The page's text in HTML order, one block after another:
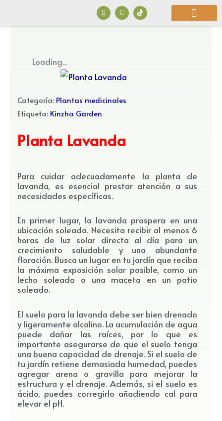
F
a
c
e
I
n
s
t
Loading...
Categoría: Plantas medicinales
Etiqueta: Kinzha Garden
Planta Lavanda
Para cuidar adecuadamente la planta de
lavanda, es esencial prestar atención a sus
necesidades específicas.
En primer lugar, la lavanda prospera en una
ubicación soleada. Necesita recibir al menos 6
horas de luz solar directa al día para un
crecimiento saludable y una abundante
floración. Busca un lugar en tu jardín que reciba
la máxima exposición solar posible, como un
lecho soleado o una maceta en un patio
soleado.
El suelo para la lavanda debe ser bien drenado
y ligeramente alcalino. La acumulación de agua
puede dañar las raíces, por lo que es
importante asegurarse de que el suelo tenga
una buena capacidad de drenaje. Si el suelo de
tu jardín retiene demasiada humedad, puedes
agregar arena o gravilla para mejorar la
estructura y el drenaje. Además, si el suelo es
ácido, puedes corregirlo añadiendo cal para
elevar el pH.